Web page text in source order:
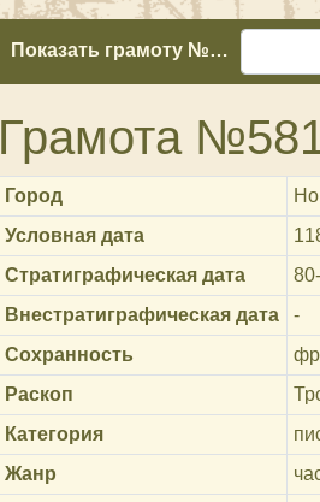
Показать грамоту №…
Грамота
Город
Условная дата
Стратиграфическая дата
Внестратиграфическая дата
-
Сохранность
Раскоп
Категория
Жанр